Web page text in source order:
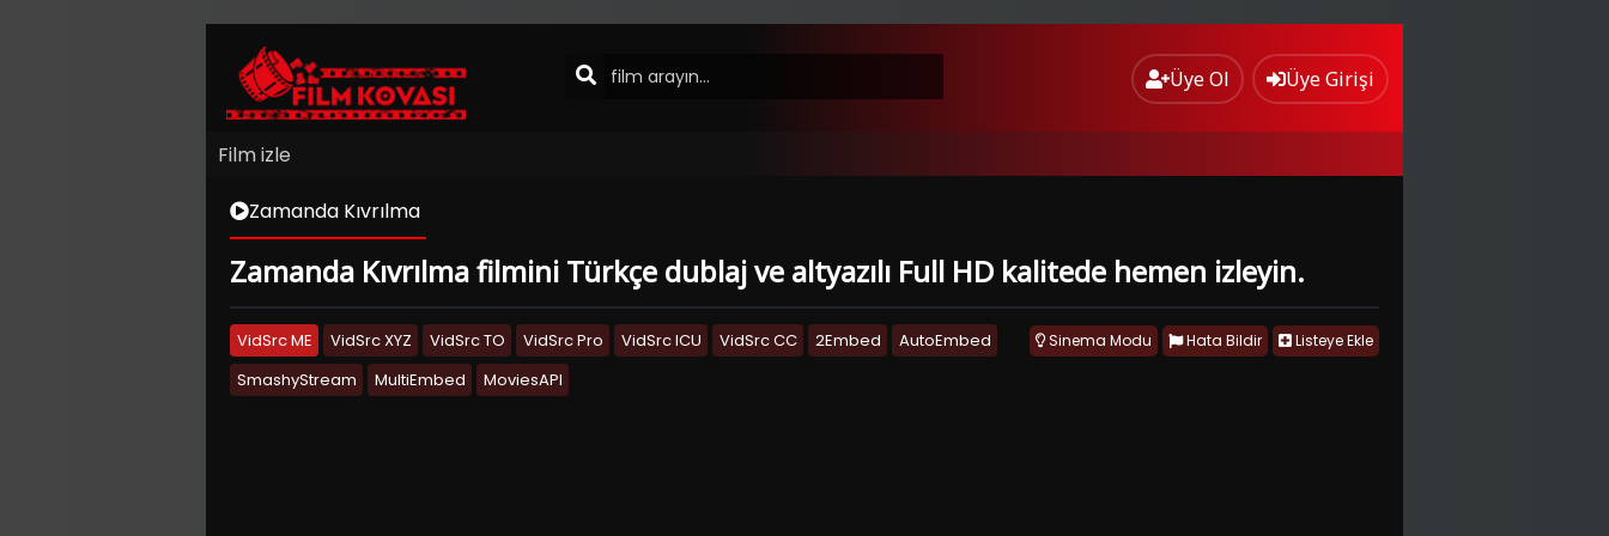
Üye Ol Üye Girişi
Film izle
Zamanda Kıvrılma
Zamanda Kıvrılma filmini Türkçe dublaj ve altyazılı Full HD kalitede hemen izleyin.
VidSrc ME VidSrc XYZ VidSrc TO VidSrc Pro VidSrc ICU VidSrc CC 2Embed
AutoEmbed
SmashyStream
MultiEmbed MoviesAPI
Listeye Ekle
Hata Bildir
Sinema Modu